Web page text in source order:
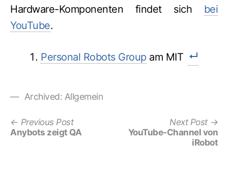
Hardware-Komponenten findet sich bei
YouTube.
Personal Robots Group am MIT
Archived: Allgemein
Beitrags-
Navigation
Previous PostPrevious
post:
Anybots zeigt QA
Next Post
YouTube-Channel von
iRobot